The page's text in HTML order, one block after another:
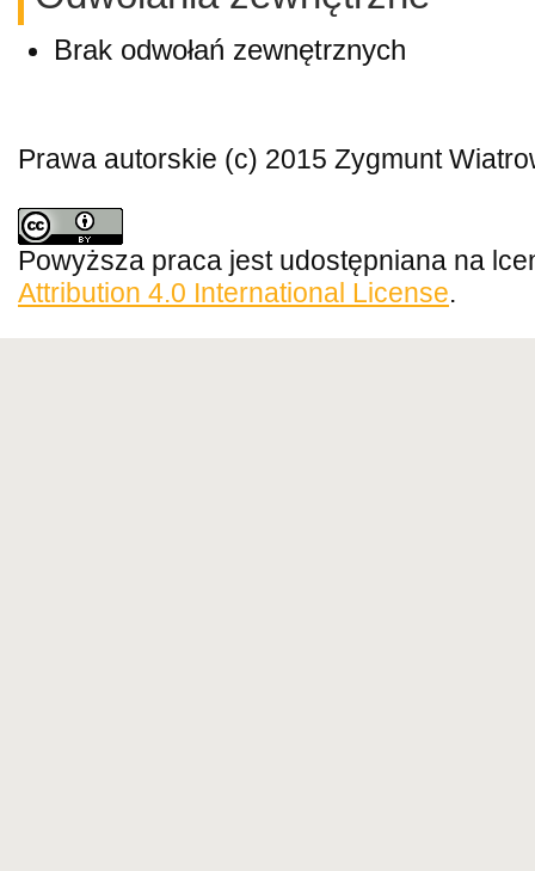
Brak odwołań zewnętrznych
Prawa autorskie (c) 2015 Zygmunt
Powyższa praca jest udostępniana na
Attribution 4.0 International License.